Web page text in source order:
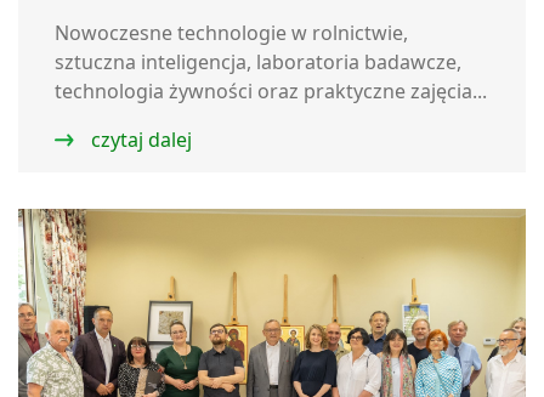
Nowoczesne technologie w rolnictwie,
sztuczna inteligencja, laboratoria badawcze,
technologia żywności oraz praktyczne zajęcia...
czytaj dalej